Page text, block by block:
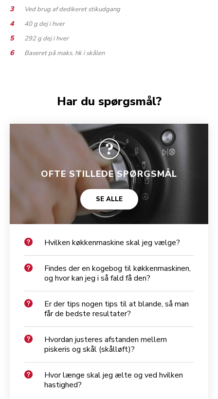
Ved brug af dedikeret stikudgang
40 g dej i hver
292 g dej i hver
Baseret på maks. hk i skålen
Har du spørgsmål?
OFTE STILLEDE SPØRGSMÅL
SE ALLE
Hvilken køkkenmaskine skal jeg vælge?
Findes der en kogebog til køkkenmaskinen,
og hvor kan jeg i så fald få den?
Er der tips nogen tips til at blande, så man
får de bedste resultater?
Hvordan justeres afstanden mellem
piskeris og skål (skålløft)?
Hvor længe skal jeg ælte og ved hvilken
hastighed?